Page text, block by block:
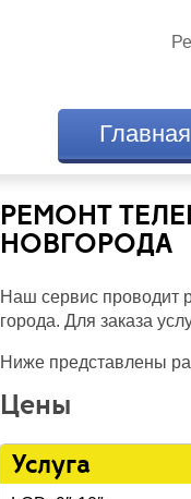
Главная
РЕМОНТ
НОВГОРОДА
Наш сервис проводит
города. Для заказа
Ниже представлены
Цены
Услуга